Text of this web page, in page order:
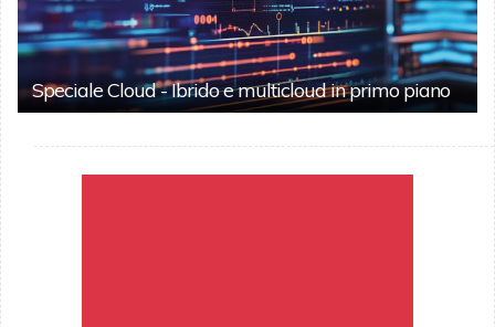
Speciale Cloud - Ibrido e multicloud in primo piano